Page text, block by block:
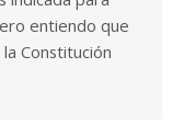
entiendo que
Constitución